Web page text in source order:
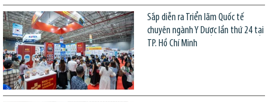
Sắp diễn ra Triển lãm Quốc tế
chuyên ngành Y Dược lần thứ 24 tại
TP. Hồ Chí Minh